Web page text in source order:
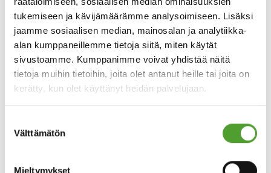
tukemiseen ja kävijämäärämme analysoimiseen. Lisäksi
jaamme sosiaalisen median, mainosalan ja analytiikka-
alan kumppaneillemme tietoja siitä, miten käytät
sivustoamme. Kumppanimme voivat yhdistää näitä
tietoja muihin tietoihin, joita olet antanut heille tai joita on
kerätty, kun olet käyttänyt heidän palvelujaan.
valinta
Välttämätön
Mieltymykset
sopivia erilaisiin käyttökohteisiin, kuten pakkauksiin,
kulutuselektroniikkaan, auto- ja kotitaloustarvikkeisiin.
Kierrätettävä:Toisin kuin nokimusta, UPM BioMotion™
RFF mahdollistaa NIR-tunnistuksen, mikä edistää
mustien muovien lajittelua ja kierrätystä.
Tehokkaasti värjäävä: Antaa ainutlaatuisen mustan
sävyn, jossa on hieman punertavaa ja kellertävää
kuormituksilla.
Ei sisällä PAH-yhdisteitä yli
EU-komission asetuksen (EU) N1272/2013 raja-arvojen ja